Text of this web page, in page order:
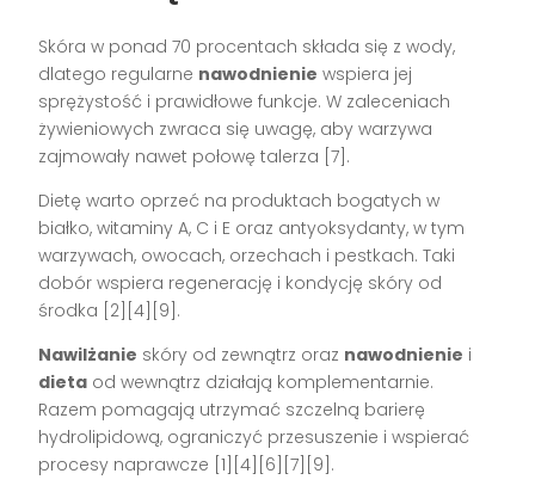
Skóra w ponad 70 procentach składa się z wody,
dlatego regularne nawodnienie wspiera jej
sprężystość i prawidłowe funkcje. W zaleceniach
żywieniowych zwraca się uwagę, aby warzywa
zajmowały nawet połowę talerza [7].
Dietę warto oprzeć na produktach bogatych w
białko, witaminy A, C i E oraz antyoksydanty, w tym
warzywach, owocach, orzechach i pestkach. Taki
dobór wspiera regenerację i kondycję skóry od
środka [2][4][9].
Nawilżanie skóry od zewnątrz oraz nawodnienie i
dieta od wewnątrz działają komplementarnie.
Razem pomagają utrzymać szczelną barierę
hydrolipidową, ograniczyć przesuszenie i wspierać
procesy naprawcze [1][4][6][7][9].